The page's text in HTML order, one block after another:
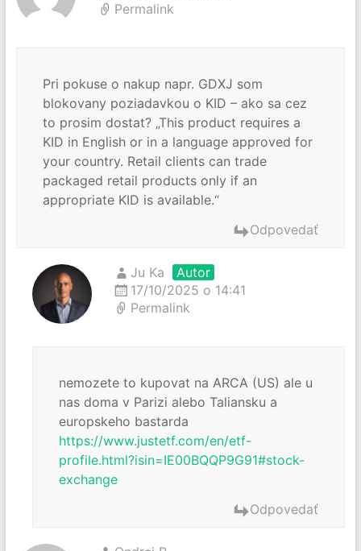
Permalink
Pri pokuse o nakup napr. GDXJ som
blokovany poziadavkou o KID – ako sa cez
to prosim dostat? „This product requires a
KID in English or in a language approved for
your country. Retail clients can trade
packaged retail products only if an
appropriate KID is available.“
Odpovedať
Ju Ka
Autor
17/10/2025 o 14:41
Permalink
nemozete to kupovat na ARCA (US) ale u
nas doma v Parizi alebo Taliansku a
europskeho bastarda
https://www.justetf.com/en/etf-
profile.html?isin=IE00BQQP9G91#stock-
exchange
Odpovedať